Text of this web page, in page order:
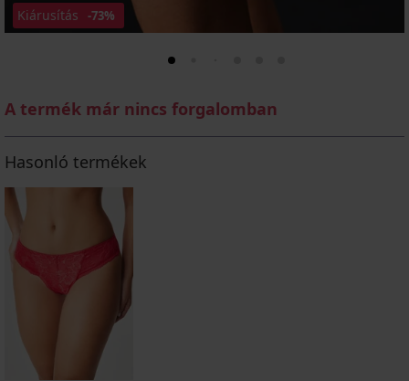
Kiárusítás -73%
A termék már nincs forgalomban
Hasonló termékek